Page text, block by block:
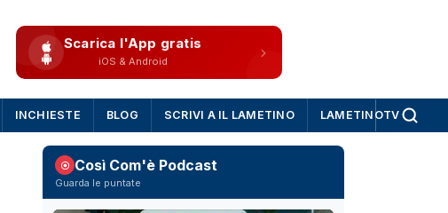
Scarica l'App gratis
iOS & Android
INCHIESTE BLOG SCRIVI A IL LAMETINO LAMETINOTV
Così Com'è Podcast
Guarda le puntate